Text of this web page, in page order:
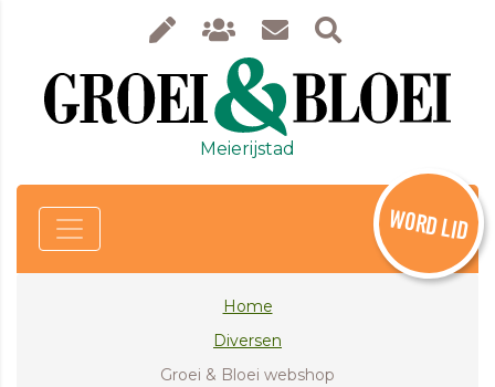
Meierijstad
WORD LID
Home
Diversen
Groei & Bloei webshop